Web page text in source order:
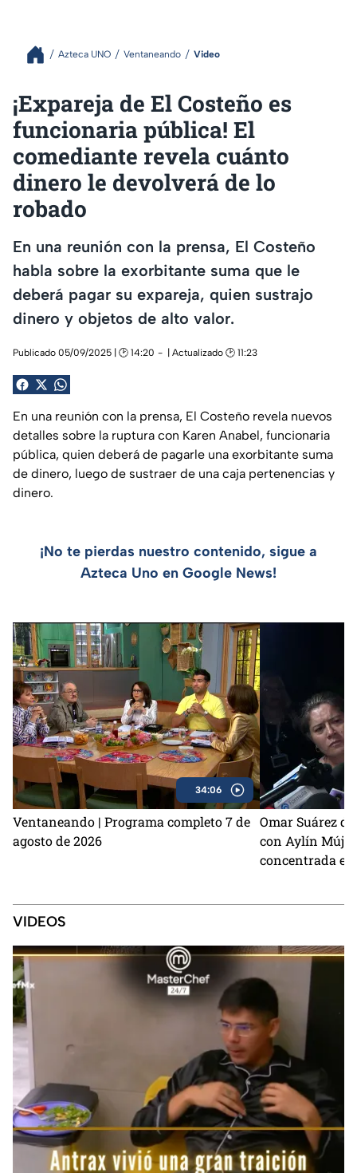
Azteca UNO Ventaneando Video
¡Expareja de El Costeño es
funcionaria pública! El
comediante revela cuánto
dinero le devolverá de lo
robado
En una reunión con la prensa, El Costeño
habla sobre la exorbitante suma que le
deberá pagar su expareja, quien sustrajo
dinero y objetos de alto valor.
Publicado 05/09/2025 | 🕑 14:20 | Actualizado 🕑 11:23
En una reunión con la prensa, El Costeño revela nuevos
detalles sobre la ruptura con Karen Anabel, funcionaria
pública, quien deberá de pagarle una exorbitante suma
de dinero, luego de sustraer de una caja pertenencias y
dinero.
¡No te pierdas nuestro contenido, sigue a
Azteca Uno en Google News!
34:06
Ventaneando | Programa completo 7 de
agosto de 2026
Omar Suárez
con Aylín
concentrada en
VIDEOS